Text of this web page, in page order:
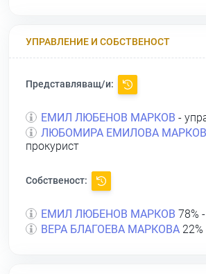
УПРАВЛЕНИЕ И СОБСТВЕНОСТ
Представляващ/и:
ЕМИЛ ЛЮБЕНОВ МАРКОВ -
ЛЮБОМИРА ЕМИЛОВА
прокурист
Собственост:
ЕМИЛ ЛЮБЕНОВ МАРКОВ 78%
ВЕРА БЛАГОЕВА МАРКОВА